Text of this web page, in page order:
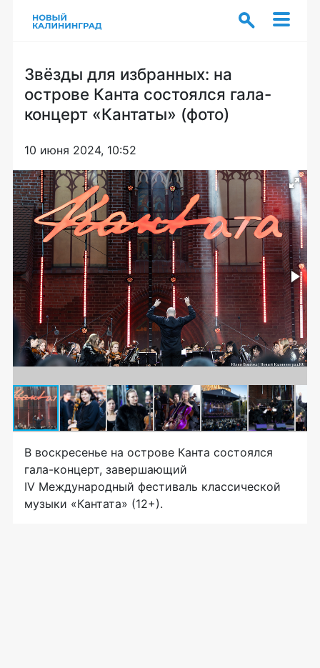
Звёзды для избранных: на
острове Канта состоялся гала-
концерт «Кантаты» (фото)
10 июня 2024, 10:52
В воскресенье на острове Канта состоялся
гала-концерт, завершающий
IV Международный фестиваль классической
музыки «Кантата» (12+).